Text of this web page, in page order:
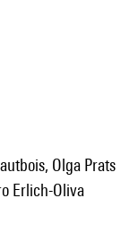
Erlich-Oliva